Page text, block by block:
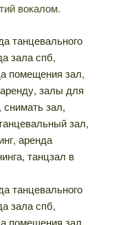
вокалом.